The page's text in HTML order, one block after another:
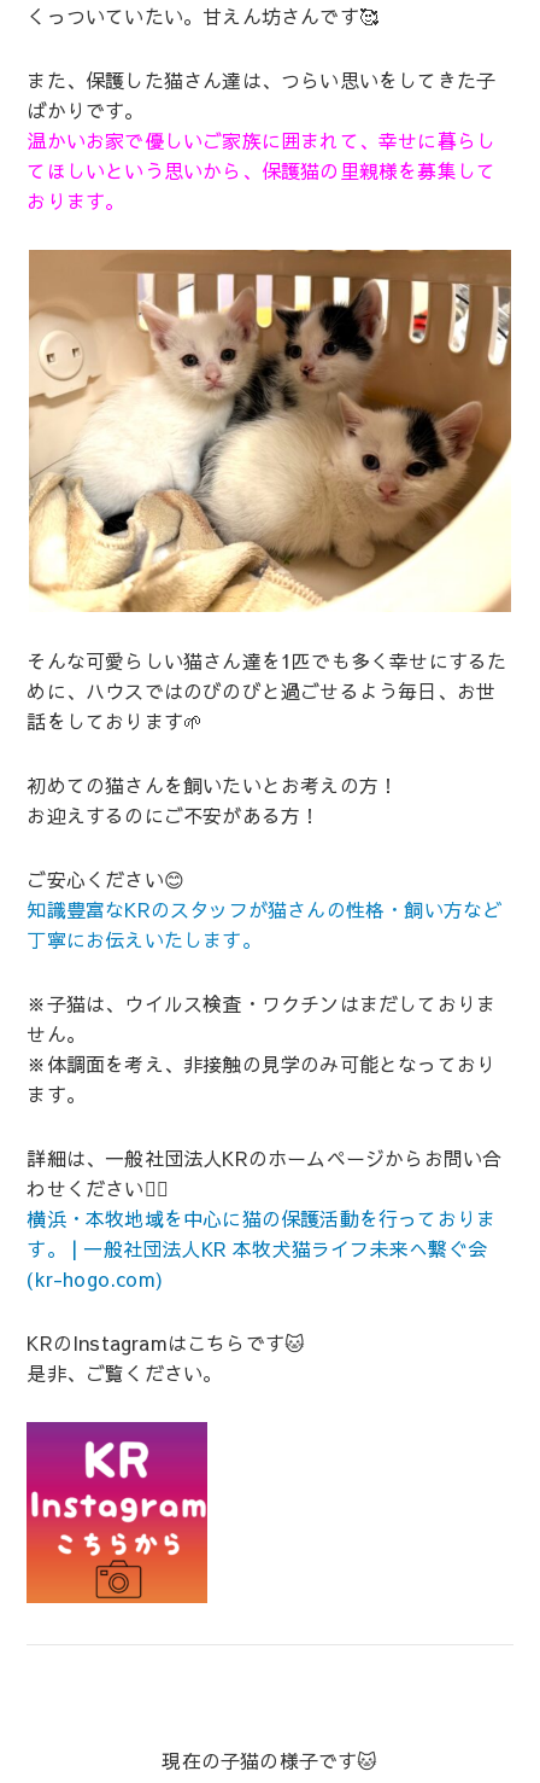
くっついていたい。甘えん坊さんです🥰
また、保護した猫さん達は、つらい思いをしてきた子
ばかりです。
温かいお家で優しいご家族に囲まれて、幸せに暮らし
てほしいという思いから、保護猫の里親様を募集して
おります。
そんな可愛らしい猫さん達を1匹でも多く幸せにするた
めに、ハウスではのびのびと過ごせるよう毎日、お世
話をしております🌱
初めての猫さんを飼いたいとお考えの方！
お迎えするのにご不安がある方！
ご安心ください😊
知識豊富なKRのスタッフが猫さんの性格・飼い方など
丁寧にお伝えいたします。
※子猫は、ウイルス検査・ワクチンはまだしておりま
せん。
※体調面を考え、非接触の見学のみ可能となっており
ます。
詳細は、一般社団法人KRのホームページからお問い合
わせください💁‍♀️
横浜・本牧地域を中心に猫の保護活動を行っておりま
す。 | 一般社団法人KR 本牧犬猫ライフ未来へ繋ぐ会
(kr-hogo.com)
KRのInstagramはこちらです🐱
是非、ご覧ください。
現在の子猫の様子です🐱